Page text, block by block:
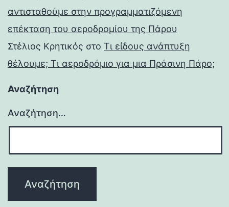
αντισταθούμε στην προγραμματιζόμενη
επέκταση του αεροδρομίου της Πάρου
Στέλιος Κρητικός στο Τι είδους ανάπτυξη
θέλουμε; Τι αεροδρόμιο για μια Πράσινη Πάρο;
Αναζήτηση
Αναζήτηση…